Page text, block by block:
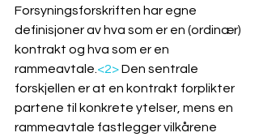
Forsyningsforskriften har egne
definisjoner av hva som er en (ordinær)
kontrakt og hva som er en
rammeavtale. <2> Den sentrale
forskjellen er at en kontrakt forplikter
partene til konkrete ytelser, mens en
rammeavtale fastlegger vilkårene